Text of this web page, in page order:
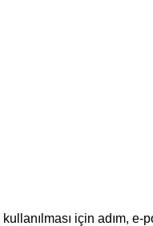
için adım,